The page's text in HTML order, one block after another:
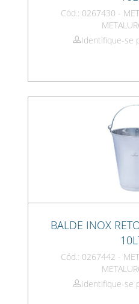
Cód.: 0267430 -
Identifique-se
BALDE INOX
Cód.: 0267442 -
Identifique-se